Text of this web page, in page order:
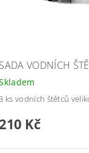
SADA VODNÍCH
3 ks vodních štětců
Kč